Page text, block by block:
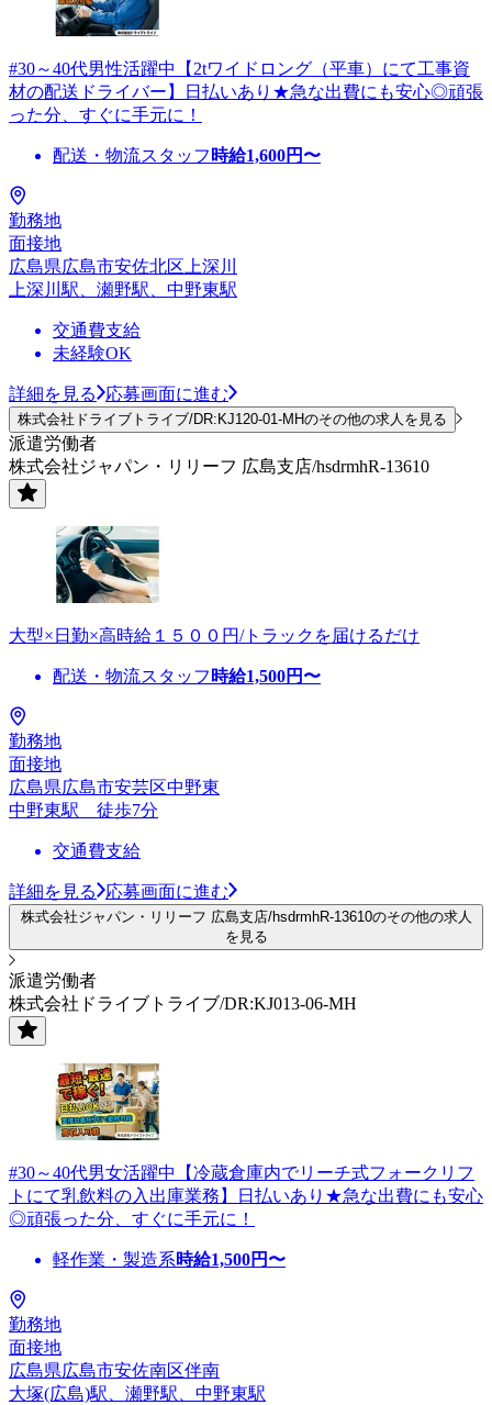
#30～40代男性活躍中【2tワイドロング（平車）にて工事資
材の配送ドライバー】日払いあり★急な出費にも安心◎頑張
った分、すぐに手元に！
配送・物流スタッフ 時給1,600円〜
勤務地
面接地
広島県広島市安佐北区上深川
上深川駅、瀬野駅、中野東駅
交通費支給
未経験OK
詳細を見る 応募画面に進む
株式会社ドライブトライブ/DR:KJ120-01-MHのその他の求人を見る
派遣労働者
株式会社ジャパン・リリーフ 広島支店/hsdrmhR-13610
大型×日勤×高時給１５００円/トラックを届けるだけ
配送・物流スタッフ 時給1,500円〜
勤務地
面接地
広島県広島市安芸区中野東
中野東駅 徒歩7分
交通費支給
詳細を見る 応募画面に進む
株式会社ジャパン・リリーフ 広島支店/hsdrmhR-13610のその他の求人
を見る
派遣労働者
株式会社ドライブトライブ/DR:KJ013-06-MH
#30～40代男女活躍中【冷蔵倉庫内でリーチ式フォークリフ
トにて乳飲料の入出庫業務】日払いあり★急な出費にも安心
◎頑張った分、すぐに手元に！
軽作業・製造系時給1,500円〜
勤務地
面接地
広島県広島市安佐南区伴南
大塚(広島)駅、瀬野駅、中野東駅